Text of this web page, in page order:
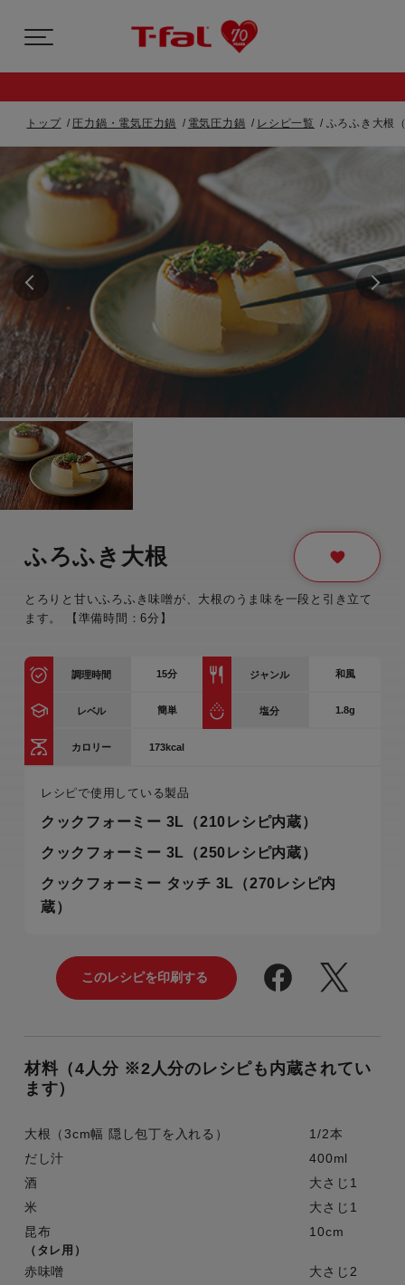
トップ 圧力鍋・電気圧力鍋 電気圧力鍋 レシピ一覧 ふろふき大根
ふろふき大根
とろりと甘いふろふき味噌が、大根のうま味を一段と引き立て
ます。 【準備時間：6分】
調理時間 15分 ジャンル 和風
レベル 簡単 塩分 1.8g
カロリー 173kcal
レシピで使用している製品
クックフォーミー 3L（210レシピ内蔵）
クックフォーミー 3L（250レシピ内蔵）
クックフォーミー タッチ 3L（270レシピ内
蔵）
材料（4人分 ※2人分のレシピも内蔵されてい
ます）
大根（3cm幅 隠し包丁を入れる）
1/2本
だし汁
400ml
酒
大さじ1
米
大さじ1
昆布
10cm
（タレ用）
赤味噌
大さじ2